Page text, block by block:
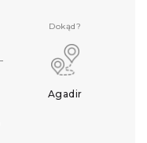
Dokąd?
Agadir